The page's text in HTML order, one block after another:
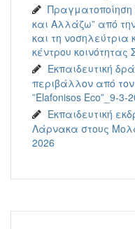
και Αλλάζω” από
και τη
κέντρου κοινότητας
Εκπαιδευτική
περιβάλλον από τον
”Elafonisos Eco”_9-3-
Εκπαιδευτική
Λάρνακα στους
2026